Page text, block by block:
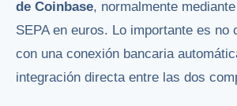
de Coinbase, normalmente
SEPA en euros. Lo importante es no
con una conexión bancaria
integración directa entre las dos